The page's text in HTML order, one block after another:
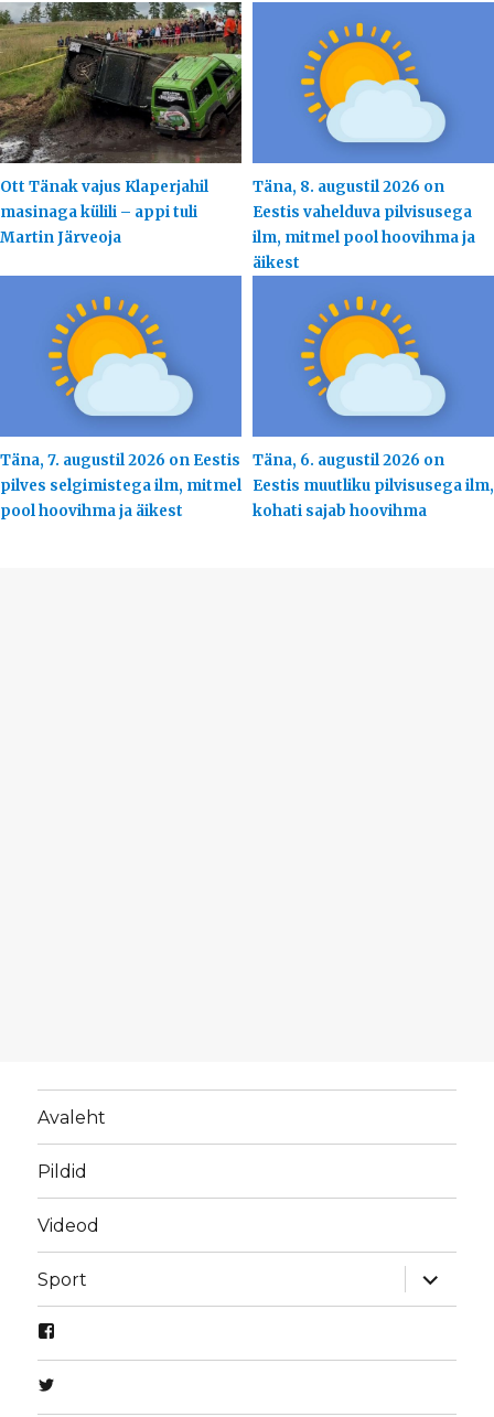
Ott Tänak vajus Klaperjahil
masinaga külili – appi tuli
Martin Järveoja
Täna, 8. augustil 2026 on
Eestis vahelduva pilvisusega
ilm, mitmel pool hoovihma ja
äikest
Täna, 7. augustil 2026 on Eestis
pilves selgimistega ilm, mitmel
pool hoovihma ja äikest
Täna, 6. augustil 2026 on
Eestis muutliku pilvisusega ilm,
kohati sajab hoovihma
Avaleht
Pildid
Videod
Sport
laienda